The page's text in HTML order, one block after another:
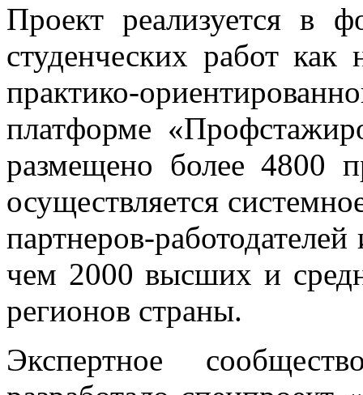
Проект реализуется в
студенческих работ
практико-
платформе
размещено более 4800
осуществляется
партнеров-
чем 2000 высших и
регионов страны.
Экспертное